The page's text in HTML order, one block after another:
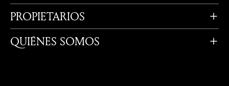
PROPIETARIOS
QUIÉNES SOMOS